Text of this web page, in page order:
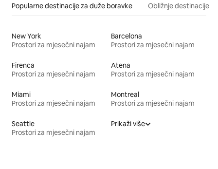
Popularne destinacije za duže boravke Obližnje destinacije
New York
Prostori za mjesečni najam
Barcelona
Prostori za mjesečni najam
Firenca
Prostori za mjesečni najam
Atena
Prostori za mjesečni najam
Miami
Prostori za mjesečni najam
Montreal
Prostori za mjesečni najam
Seattle
Prostori za mjesečni najam
Prikaži više